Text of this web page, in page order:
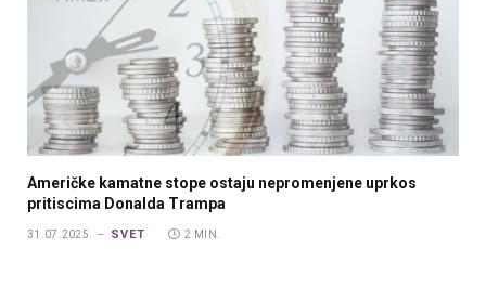
Američke kamatne stope ostaju nepromenjene uprkos
pritiscima Donalda Trampa
31.07.2025. SVET 2 MIN.